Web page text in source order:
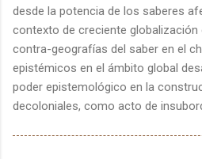
desde la potencia de los saberes
contexto de creciente
contra-geografías del saber en el
epistémicos en el ámbito global
poder epistemológico en la
decoloniales, como acto de